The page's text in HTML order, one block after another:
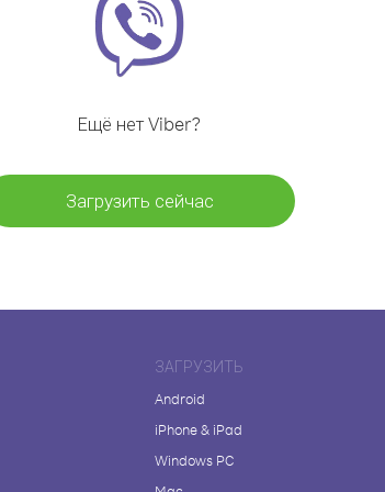
Ещё нет Viber?
Загрузить сейчас
ЗАГРУЗИТЬ
Android
iPhone & iPad
Windows PC